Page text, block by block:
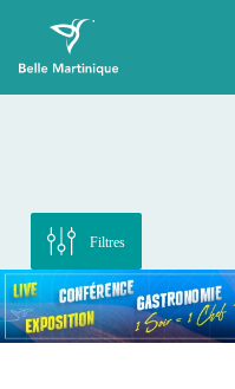
Filtres